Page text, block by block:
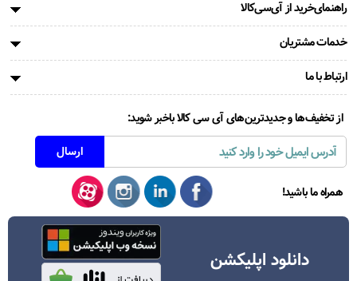
راهنمای‌خرید از آی‌سی‌کالا
خدمات مشتریان
ارتباط با ما
از تخفیف‌ها و جدیدترین‌های آی سی کالا باخبر شوید:
همراه ما باشید!
دانلود اپلیکشن